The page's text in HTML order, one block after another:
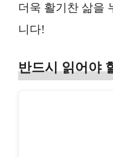
더욱 활기찬 삶을
니다!
반드시 읽어야